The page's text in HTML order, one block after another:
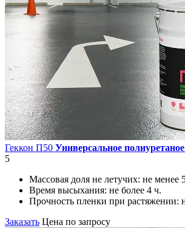
Геккон П50 Универсальное
5
Массовая доля не летучих: не менее
Время высыхания: не более 4 ч.
Прочность пленки при растяжении:
Заказать Цена по запросу